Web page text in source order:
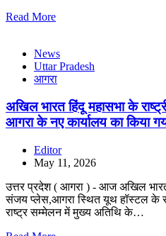
Read More
News
Uttar Pradesh
आगरा
अखिल भारत हिंदू महासभा के
आगरा के नए कार्यालय का किया
Editor
May 11, 2026
उत्तर प्रदेश ( आगरा ) - आज अखिल भारत
संजय प्लेस,आगरा स्थित यूथ हॉस्टल के
राष्ट्र सम्मेलन में मुख्य अतिथि के…